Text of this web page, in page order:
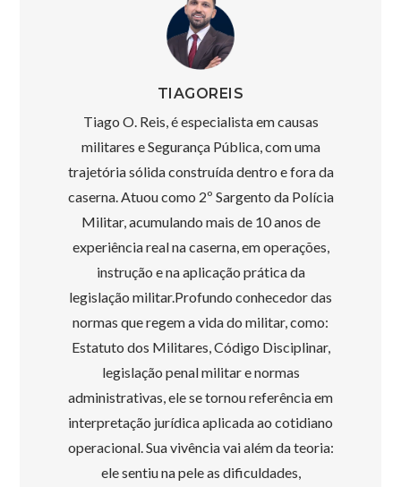
TIAGOREIS
Tiago O. Reis, é especialista em causas
militares e Segurança Pública, com uma
trajetória sólida construída dentro e fora da
caserna. Atuou como 2º Sargento da Polícia
Militar, acumulando mais de 10 anos de
experiência real na caserna, em operações,
instrução e na aplicação prática da
legislação militar.Profundo conhecedor das
normas que regem a vida do militar, como:
Estatuto dos Militares, Código Disciplinar,
legislação penal militar e normas
administrativas, ele se tornou referência em
interpretação jurídica aplicada ao cotidiano
operacional. Sua vivência vai além da teoria:
ele sentiu na pele as dificuldades,